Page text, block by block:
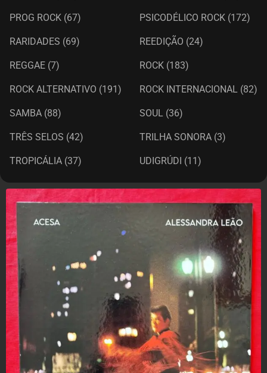
PROG ROCK (67) PSICODÉLICO ROCK (172)
RARIDADES (69) REEDIÇÃO (24)
REGGAE (7) ROCK (183)
ROCK ALTERNATIVO (191) ROCK INTERNACIONAL (82)
SAMBA (88) SOUL (36)
TRÊS SELOS (42) TRILHA SONORA (3)
TROPICÁLIA (37) UDIGRÚDI (11)